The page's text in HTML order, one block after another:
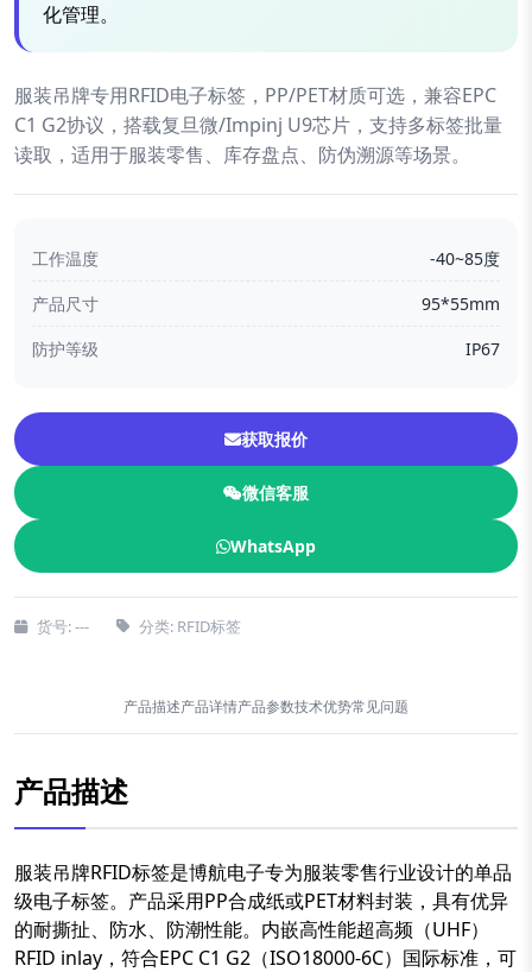
化管理。
服装吊牌专用RFID电子标签，PP/PET材质可选，兼容EPC
C1 G2协议，搭载复旦微/Impinj U9芯片，支持多标签批量
读取，适用于服装零售、库存盘点、防伪溯源等场景。
工作温度
-40~85度
产品尺寸
95*55mm
防护等级
IP67
获取报价
微信客服
WhatsApp
货号: --- 分类: RFID标签
产品描述产品详情产品参数技术优势常见问题
产品描述
服装吊牌RFID标签是博航电子专为服装零售行业设计的单品
级电子标签。产品采用PP合成纸或PET材料封装，具有优异
的耐撕扯、防水、防潮性能。内嵌高性能超高频（UHF）
RFID inlay，符合EPC C1 G2（ISO18000-6C）国际标准，可